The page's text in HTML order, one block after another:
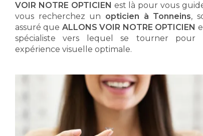
VOIR NOTRE OPTICIEN est là pour vous
vous recherchez un opticien à Tonneins,
assuré que ALLONS VOIR NOTRE OPTICIEN
spécialiste vers lequel se tourner pour
expérience visuelle optimale.